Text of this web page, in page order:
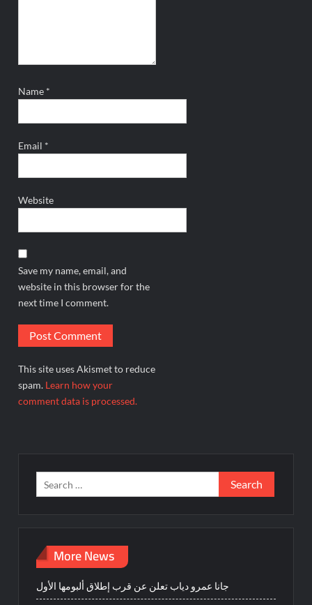
Name *
Email *
Website
Save my name, email, and
website in this browser for the
next time I comment.
This site uses Akismet to reduce
spam. Learn how your
comment data is processed.
Search
for:
More News
جانا عمرو دياب تعلن عن قرب إطلاق ألبومها الأول